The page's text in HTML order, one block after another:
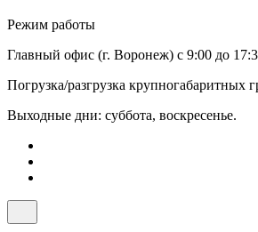
Режим работы
Главный офис (г. Воронеж) с 9:00 до
Погрузка/разгрузка крупногабаритных
Выходные дни: суббота, воскресенье.